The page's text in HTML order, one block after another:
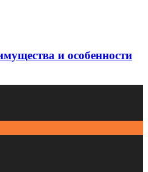
и особенности